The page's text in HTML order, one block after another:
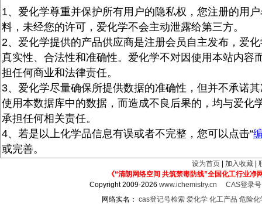
1、爱化学尊重并保护所有用户的隐私权，您注册的用
料，未经您的许可，爱化学不会主动泄露给第三方。
2、爱化学提供的产品供应商是注册会员自主发布，爱
真实性、合法性和准确性。爱化学不对因使用本站内容
担任何商业和法律责任。
3、爱化学尽量确保所提供数据的准确性，但并不承诺
使用本数据库中的数据，而造成不良后果的，均与爱化
承担任何相关责任。
4、若是以上化学品信息有误或者不完整，您可以点击“
或完善。
设为首页 加入收藏
《“清朗网络空间 共筑禁毒防线”全国化工行业净
Copyright 2009-2026www.ichemistry.cn
CAS登录
网络实名： cas登记号检索 爱化学 化工产品 危险化